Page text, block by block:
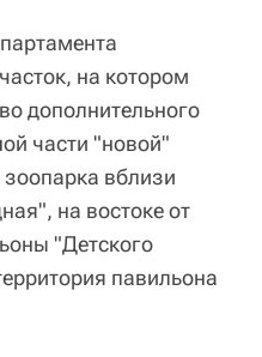
на котором
дополнительного
части "новой"
вблизи
на востоке от
"Детского
павильона